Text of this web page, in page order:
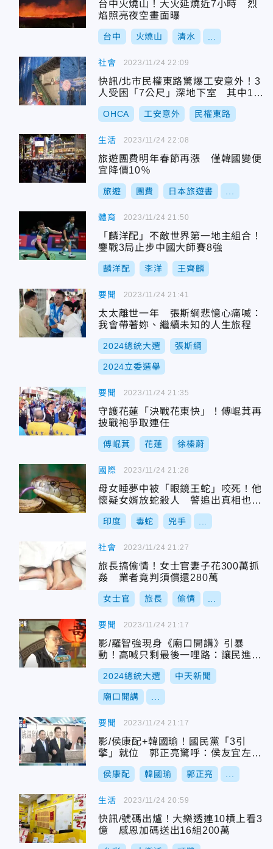
台中火燒山！大火延燒近7小時 烈
焰照亮夜空畫面曝
台中 火燒山 清水
社會
快訊/北市民權東路驚爆工安意外！3
人受困「7公尺」深地下室 其中1人
OHCA
OHCA 工安意外 民權東路
2023/11/24 22:09
生活
旅遊團費明年春節再漲 僅韓國變便
宜降價10％
旅遊 團費 日本旅遊書
2023/11/24 22:08
體育
「麟洋配」不敵世界第一地主組合！
鏖戰3局止步中國大師賽8強
麟洋配 李洋 王齊麟
2023/11/24 21:50
要聞
太太離世一年 張斯綱悲憶心痛喊：
我會帶著妳、繼續未知的人生旅程
2024總統大選 張斯綱
2024立委選舉
2023/11/24 21:41
要聞
守護花蓮「決戰花東快」！傅崐萁再
披戰袍爭取連任
傅崐萁 花蓮 徐榛蔚
2023/11/24 21:35
國際
母女睡夢中被「眼鏡王蛇」咬死！他
懷疑女婿放蛇殺人 警追出真相也驚
呆
印度 毒蛇 兇手
2023/11/24 21:28
社會
旅長搞偷情！女士官妻子花300萬抓
姦 業者竟判須償還280萬
女士官 旅長 偷情
2023/11/24 21:27
要聞
影/羅智強現身《廟口開講》引暴
動！高喊只剩最後一哩路：讓民進黨
下台
2024總統大選 中天新聞
廟口開講
2023/11/24 21:17
要聞
影/侯康配+韓國瑜！國民黨「3引
擎」就位 郭正亮驚呼：侯友宜左右
有貴人
侯康配 韓國瑜 郭正亮
2023/11/24 21:17
生活
快訊/號碼出爐！大樂透連10槓上看3
億 感恩加碼送出16組200萬
2023/11/24 20:59